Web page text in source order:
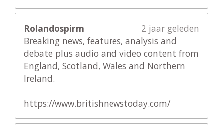
Rolandospirm
2 jaar geleden
Breaking news, features, analysis and
debate plus audio and video content from
England, Scotland, Wales and Northern
Ireland.
https://www.britishnewstoday.com/